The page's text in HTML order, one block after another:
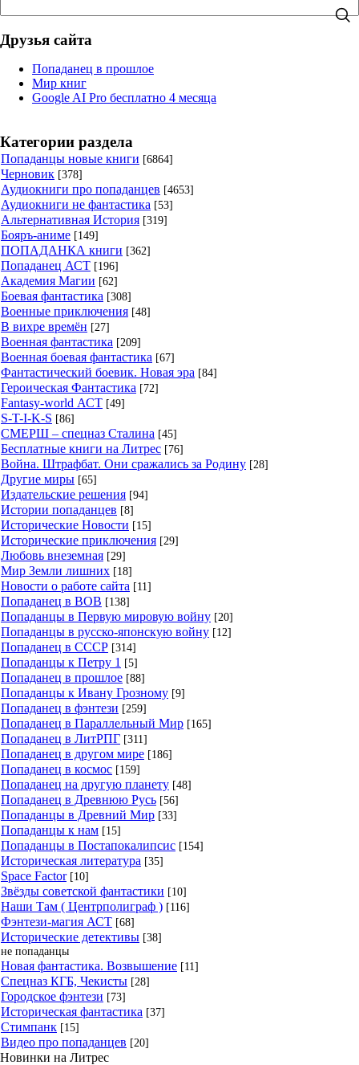
Друзья сайта
Попаданец в прошлое
Мир книг
Google AI Pro бесплатно 4 месяца
Категории раздела
Попаданцы новые книги [6864]
Черновик [378]
Аудиокниги про попаданцев [4653]
Аудиокниги не фантастика [53]
Альтернативная История [319]
Бояръ-аниме [149]
ПОПАДАНКА книги [362]
Попаданец АСТ [196]
Академия Магии [62]
Боевая фантастика [308]
Военные приключения [48]
В вихре времён [27]
Военная фантастика [209]
Военная боевая фантастика [67]
Фантастический боевик. Новая эра [84]
Героическая Фантастика [72]
Fantasy-world АСТ [49]
S-T-I-K-S [86]
СМЕРШ – спецназ Сталина [45]
Бесплатные книги на Литрес [76]
Война. Штрафбат. Они сражались за Родину [28]
Другие миры [65]
Издательские решения [94]
Истории попаданцев [8]
Исторические Новости [15]
Исторические приключения [29]
Любовь внеземная [29]
Мир Земли лишних [18]
Новости о работе сайта [11]
Попаданец в ВОВ [138]
Попаданцы в Первую мировую войну [20]
Попаданцы в русско-японскую войну [12]
Попаданец в СССР [314]
Попаданцы к Петру 1 [5]
Попаданец в прошлое [88]
Попаданцы к Ивану Грозному [9]
Попаданец в фэнтези [259]
Попаданец в Параллельный Мир [165]
Попаданец в ЛитРПГ [311]
Попаданец в другом мире [186]
Попаданец в космос [159]
Попаданец на другую планету [48]
Попаданец в Древнюю Русь [56]
Попаданцы в Древний Мир [33]
Попаданцы к нам [15]
Попаданцы в Постапокалипсис [154]
Историческая литература [35]
Space Factor [10]
Звёзды советской фантастики [10]
Наши Там ( Центрполиграф ) [116]
Фэнтези-магия АСТ [68]
Исторические детективы [38]
не попаданцы
Новая фантастика. Возвышение [11]
Спецназ КГБ, Чекисты [28]
Городское фэнтези [73]
Историческая фантастика [37]
Стимпанк [15]
Видео про попаданцев [20]
Новинки на Литрес